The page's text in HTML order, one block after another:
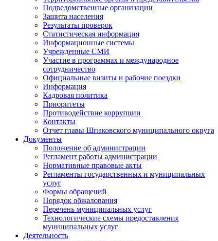
Подведомственные организации
Защита населения
Результаты проверок
Статистическая информация
Информационные системы
Учрежденные СМИ
Участие в программах и международное
сотрудничество
Официальные визиты и рабочие поездки
Информация
Кадровая политика
Приоритеты
Противодействие коррупции
Контакты
Отчет главы Шпаковского муниципального округа
Документы
Положение об администрации
Регламент работы администрации
Нормативные правовые акты
Регламенты государственных и муниципальных
услуг
Формы обращений
Порядок обжалования
Перечень муниципальных услуг
Технологические схемы предоставления
муниципальных услуг
Деятельность